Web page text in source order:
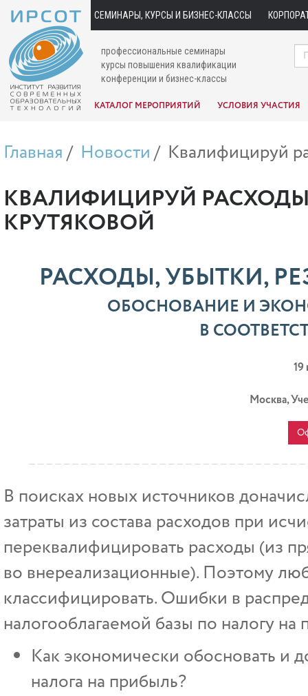
СЕМИНАРЫ, КУРСЫ И БИЗНЕС-КЛАССЫ
профессиональные семинары
курсы повышения квалификации
конференции и бизнес-классы
КАТАЛОГ МЕРОПРИЯТИЙ УСЛОВИЯ УЧАСТИЯ
Главная Новости Квалифицируй
КВАЛИФИЦИРУЙ
КРУТЯКОВОЙ
РАСХОДЫ, УБЫТКИ,
ОБОСНОВАНИЕ И
В
19
Москва,
В поисках новых источников
затраты из состава расходов при
переквалифицировать расходы (из
во внереализационные). Поэтому
классифицировать. Ошибки в
налогооблагаемой базы по налогу
Как экономически обосновать и
налога на прибыль?